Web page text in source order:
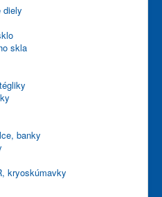
diely
skla
banky
kryoskúmavky